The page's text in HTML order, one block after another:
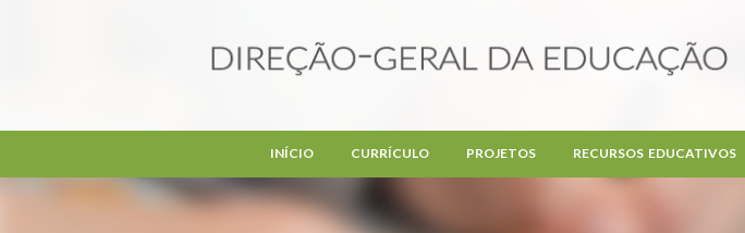
INÍCIO CURRÍCULO PROJETOS RECURSOS EDUCATIVOS